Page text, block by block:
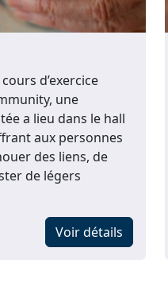
d’exercice
une
a lieu dans le hall
aux personnes
des liens, de
de légers
Voir détails